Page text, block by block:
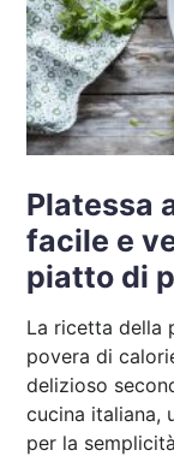
Platessa
facile e
piatto di
La ricetta della
povera di
delizioso
cucina italiana,
per la